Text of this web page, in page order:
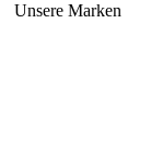
Unsere Marken